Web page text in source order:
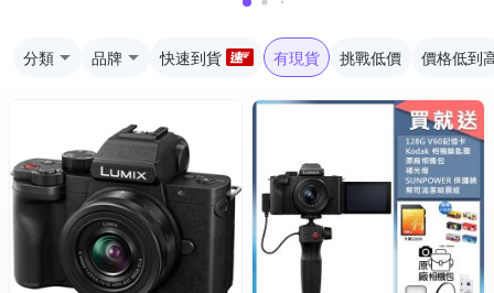
分類 品牌 快速到貨 有現貨 挑戰低價 價格低到